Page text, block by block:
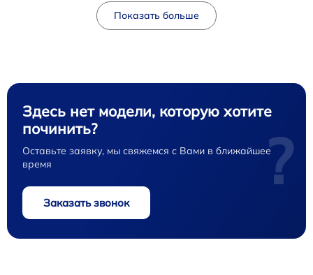
Показать больше
Здесь нет модели, которую хотите
починить?
Оставьте заявку, мы свяжемся с Вами в ближайшее
время
Заказать звонок
?